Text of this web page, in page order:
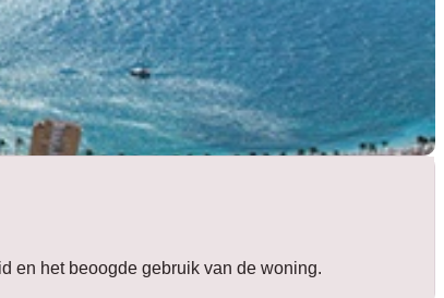
en het beoogde gebruik van de woning.